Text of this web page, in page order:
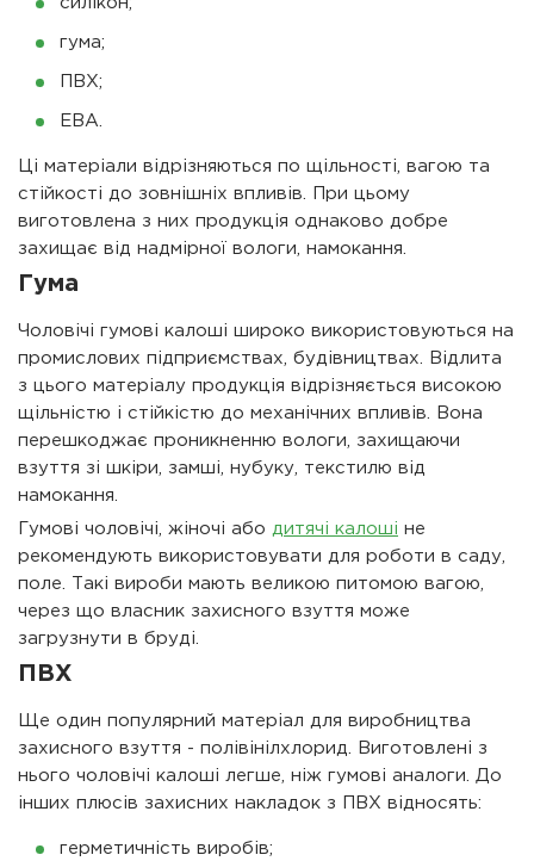
гума;
ПВХ;
ЕВА.
Ці матеріали відрізняються по щільності, вагою та
стійкості до зовнішніх впливів. При цьому
виготовлена ​​з них продукція однаково добре
захищає від надмірної вологи, намокання.
Гума
Чоловічі гумові калоші широко використовуються на
промислових підприємствах, будівництвах. Відлита
з цього матеріалу продукція відрізняється високою
щільністю і стійкістю до механічних впливів. Вона
перешкоджає проникненню вологи, захищаючи
взуття зі шкіри, замші, нубуку, текстилю від
намокання.
Гумові чоловічі, жіночі або дитячі калоші не
рекомендують використовувати для роботи в саду,
поле. Такі вироби мають великою питомою вагою,
через що власник захисного взуття може
загрузнути в бруді.
ПВХ
Ще один популярний матеріал для виробництва
захисного взуття - полівінілхлорид. Виготовлені з
нього чоловічі калоші легше, ніж гумові аналоги. До
інших плюсів захисних накладок з ПВХ відносять:
герметичність виробів;